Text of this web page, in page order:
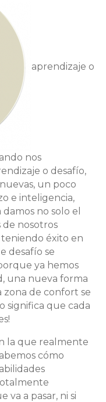
aprendizaje o
nos
o desafío,
un poco
e inteligencia,
no solo el
de nosotros
teniendo éxito en
desafío se
ya hemos
una nueva forma
zona de confort se
significa que cada
la que realmente
cómo
va a pasar, ni si